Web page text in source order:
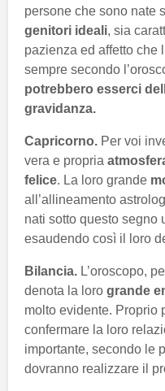
persone che sono nate
genitori ideali, sia
pazienza ed affetto che
sempre secondo
potrebbero esserci
gravidanza.
Capricorno. Per voi
vera e propria
felice. La loro grande
all’allineamento
nati sotto questo segno
esaudendo così il loro
Bilancia. L’oroscopo,
denota la loro grande
molto evidente. Proprio
confermare la loro
importante, secondo le
dovranno realizzare il